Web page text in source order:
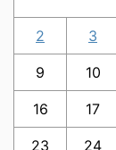
2 3
9 10
16 17
23 24